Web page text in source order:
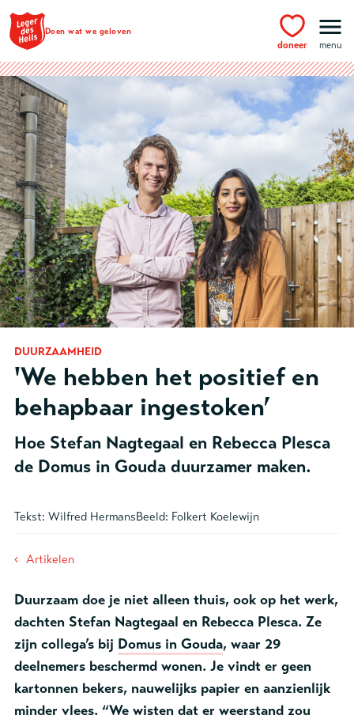
Ga naar hoofdinhoud
Doen wat we geloven
doneer menu
DUURZAAMHEID
'We hebben het positief en
behapbaar ingestoken’
Hoe Stefan Nagtegaal en Rebecca Plesca
de Domus in Gouda duurzamer maken.
Tekst: Wilfred HermansBeeld: Folkert Koelewijn
‹ Artikelen
Duurzaam doe je niet alleen thuis, ook op het werk,
dachten Stefan Nagtegaal en Rebecca Plesca. Ze
zijn collega’s bij Domus in Gouda, waar 29
deelnemers beschermd wonen. Je vindt er geen
kartonnen bekers, nauwelijks papier en aanzienlijk
minder vlees. “We wisten dat er weerstand zou